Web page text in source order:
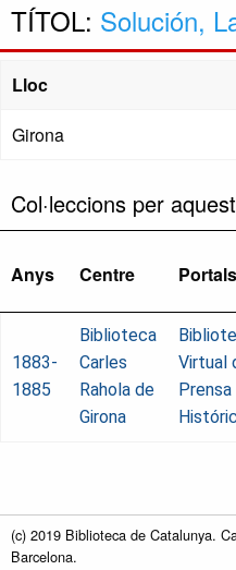
TÍTOL: Solución,
Lloc
Girona
Col·leccions per
Anys Centre Portals
1883-
1885
Biblioteca
Carles
Rahola de
Girona
Virtual
Prensa
(c) 2019 Biblioteca de Catalunya.
Barcelona.